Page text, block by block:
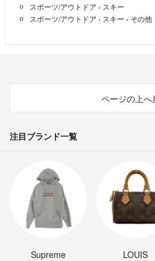
スポーツ/アウトドア › スキー
スポーツ/アウトドア › スキー › その他
ページの上へ
注目ブランド一覧
Supreme
LOUIS